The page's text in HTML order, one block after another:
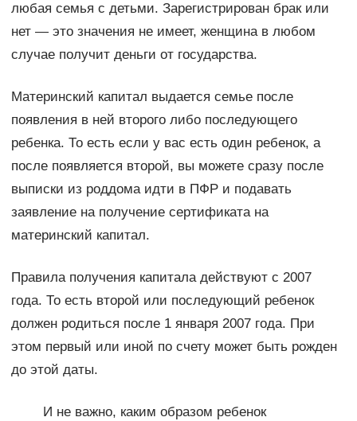
любая семья с детьми. Зарегистрирован брак или
нет — это значения не имеет, женщина в любом
случае получит деньги от государства.
Материнский капитал выдается семье после
появления в ней второго либо последующего
ребенка. То есть если у вас есть один ребенок, а
после появляется второй, вы можете сразу после
выписки из роддома идти в ПФР и подавать
заявление на получение сертификата на
материнский капитал.
Правила получения капитала действуют с 2007
года. То есть второй или последующий ребенок
должен родиться после 1 января 2007 года. При
этом первый или иной по счету может быть рожден
до этой даты.
И не важно, каким образом ребенок